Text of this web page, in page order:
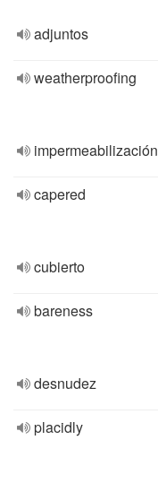
adjuntos
weatherproofing
impermeabilización
capered
cubierto
bareness
desnudez
placidly